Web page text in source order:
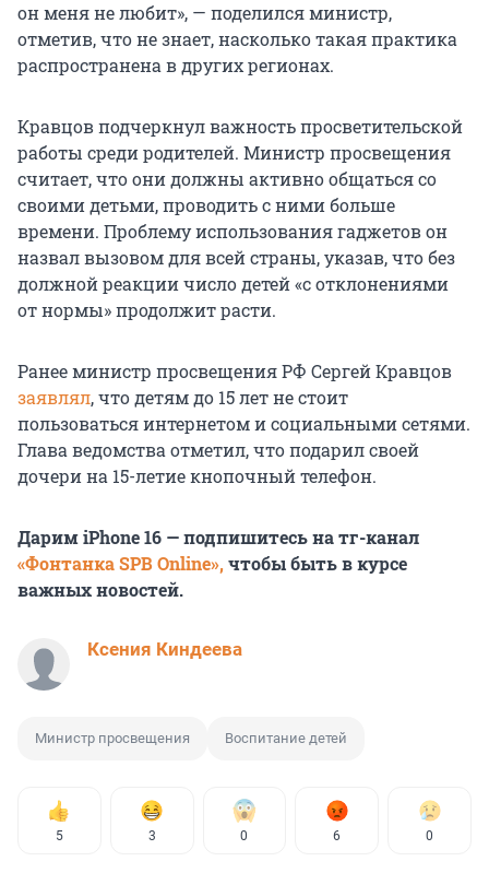
он меня не любит», — поделился министр,
отметив, что не знает, насколько такая практика
распространена в других регионах.
Кравцов подчеркнул важность просветительской
работы среди родителей. Министр просвещения
считает, что они должны активно общаться со
своими детьми, проводить с ними больше
времени. Проблему использования гаджетов он
назвал вызовом для всей страны, указав, что без
должной реакции число детей «с отклонениями
от нормы» продолжит расти.
Ранее министр просвещения РФ Сергей Кравцов
заявлял, что детям до 15 лет не стоит
пользоваться интернетом и социальными сетями.
Глава ведомства отметил, что подарил своей
дочери на 15-летие кнопочный телефон.
Дарим iPhone 16 — подпишитесь на тг-канал
«Фонтанка SPB Online»,чтобы быть в курсе
важных новостей.
Ксения Киндеева
Министр просвещения Воспитание детей
5 3 0 6 0